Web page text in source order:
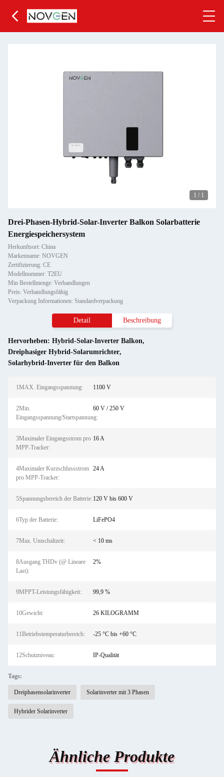
1 / 1
Drei-Phasen-Hybrid-Solar-Inverter Balkon Solarbatterie
Energiespeichersystem
Herkunftsort: China
Markenname: NOVGEN
Zertifizierung: CE
Modellnummer: T2EU
Min Bestellmenge: Verhandlungen
Preis: Verhandlungsfähig
Verpackung Informationen: Standardverpackung
Detail Beschreibung
Hervorheben: Hybrid-Solar-Inverter Balkon,
Dreiphasiger Hybrid-Solarumrichter,
Solarhybrid-Inverter für den Balkon
1MAX. Eingangsspannung: 1100 V
2Min.
Eingangsspannung/Startspannung:
60 V / 250 V
3Maximaler Eingangsstrom pro
MPP-Tracker:
16 A
4Maximaler Kurzschlussstrom
pro MPP-Tracker:
24 A
5Spannungsbereich der Batterie:120 V bis 600 V
6Typ der Batterie: LiFePO4
7Max. Umschaltzeit: < 10 ms
8Ausgang THDv (@ Lineare
Last):
2%
9MPPT-Leistungsfähigkeit: 99,9 %
10Gewicht: 26 KILOGRAMM
11Betriebstemperaturbereich: -25 °C bis +60 °C
12Schutzniveau: IP-Qualität
Tags:
Dreiphasensolarinverter Solarinverter mit 3 Phasen
Hybrider Solarinverter
Ähnliche Produkte